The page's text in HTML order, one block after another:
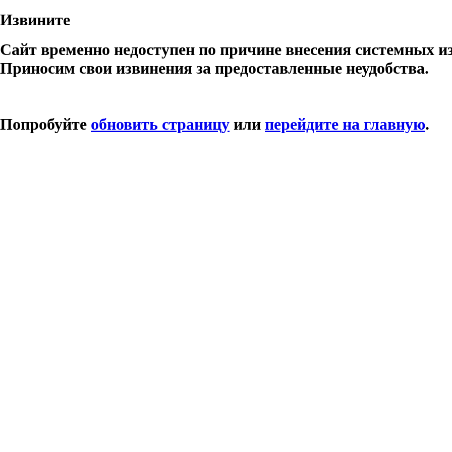
Извините
Сайт временно недоступен по причине внесения системных
Приносим свои извинения за предоставленные неудобства.
Попробуйте обновить страницу или перейдите на главную.